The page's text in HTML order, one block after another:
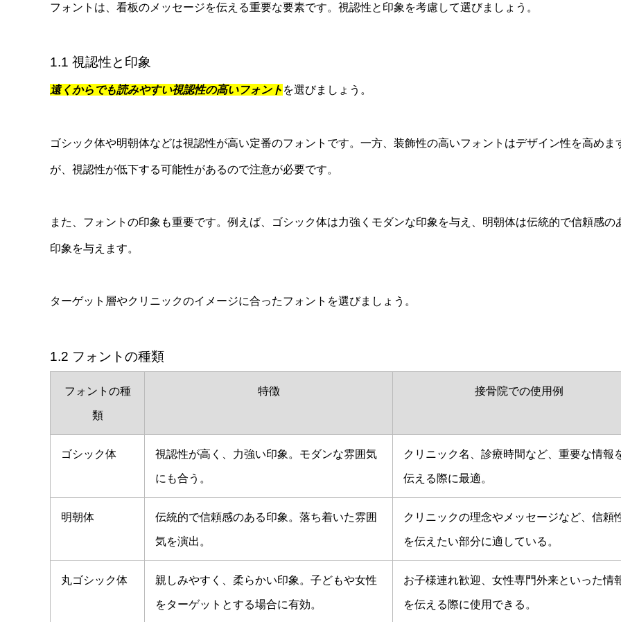
フォントは、看板のメッセージを伝える重要な要素です。視認性と印象を考慮して選びましょう。
1.1 視認性と印象
遠くからでも読みやすい視認性の高いフォント を選びましょう。
ゴシック体や明朝体などは視認性が高い定番のフォントです。一方、装飾性の高いフォントはデザイン性を高めま
が、視認性が低下する可能性があるので注意が必要です。
また、フォントの印象も重要です。例えば、ゴシック体は力強くモダンな印象を与え、明朝体は伝統的で信頼感の
印象を与えます。
ターゲット層やクリニックのイメージに合ったフォントを選びましょう。
1.2 フォントの種類
フォントの種
類
特徴 接骨院での使用例
ゴシック体 視認性が高く、力強い印象。モダンな雰囲気
にも合う。
クリニック名、診療時間など、重要な情報
伝える際に最適。
明朝体 伝統的で信頼感のある印象。落ち着いた雰囲
気を演出。
クリニックの理念やメッセージなど、信頼
を伝えたい部分に適している。
丸ゴシック体 親しみやすく、柔らかい印象。子どもや女性
をターゲットとする場合に有効。
お子様連れ歓迎、女性専門外来といった情
を伝える際に使用できる。